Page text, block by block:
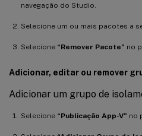
navegação do Studio.
Selecione um ou mais pacotes a
Selecione “Remover Pacote” no
Adicionar, editar ou remover
Adicionar um grupo de
Selecione “Publicação App-V” no